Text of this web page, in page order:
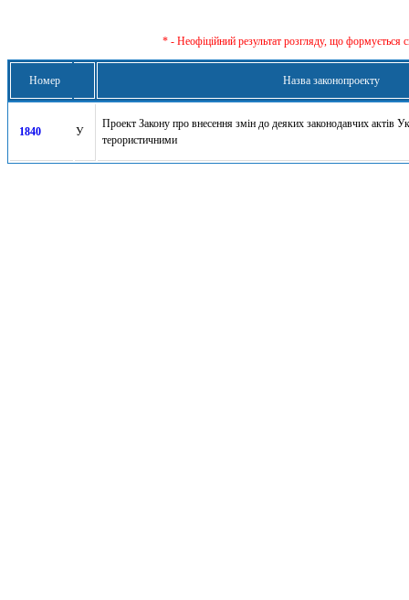
* - Неофіційний результат розгляду, що формується
Номер Назва законопроекту
1840 У
Проект Закону про внесення змін до деяких законодавчих актів
терористичними